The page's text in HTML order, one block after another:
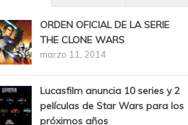
ORDEN OFICIAL DE LA SERIE
THE CLONE WARS
marzo 11, 2014
Lucasfilm anuncia 10 series y 2
películas de Star Wars para los
próximos años